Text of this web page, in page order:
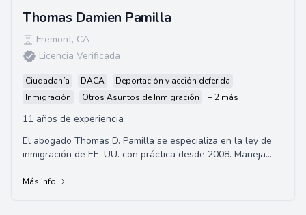
Thomas Damien Pamilla
Fremont, CA
Licencia Verificada
Ciudadanía DACA
Deportación y acción deferida
Inmigración
Otros Asuntos de Inmigración + 2 más
11 años de experiencia
El abogado Thomas D. Pamilla se especializa en la ley de
inmigración de EE. UU. con práctica desde 2008. Maneja
Más info